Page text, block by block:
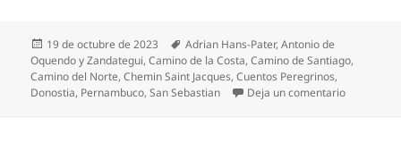
Publicado
el
19 de octubre de 2023 Etiquetas
Adrian Hans-Pater,Antonio de
Oquendo y Zandategui,Camino de la Costa,Camino de Santiago,
Camino del Norte,Chemin Saint Jacques,Cuentos Peregrinos,
Donostia, Pernambuco,San Sebastian Deja un comentarioen